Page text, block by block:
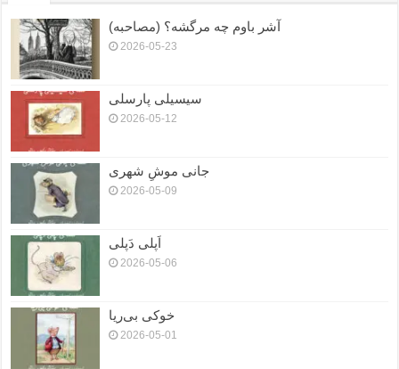
آشر باوم چه مرگشه؟ (مصاحبه)
2026-05-23
سیسیلی پارسلی
2026-05-12
جانی موشِ شهری
2026-05-09
اَپلی دَپلی
2026-05-06
خوکی بی‌ریا
2026-05-01